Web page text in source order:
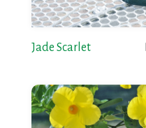
Jade Scarlet